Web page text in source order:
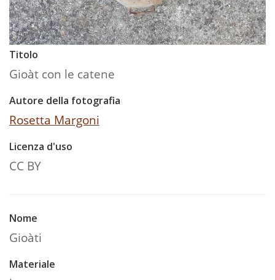
Titolo
Gioàt con le catene
Autore della fotografia
Rosetta Margoni
Licenza d'uso
CC BY
Nome
Gioàti
Materiale